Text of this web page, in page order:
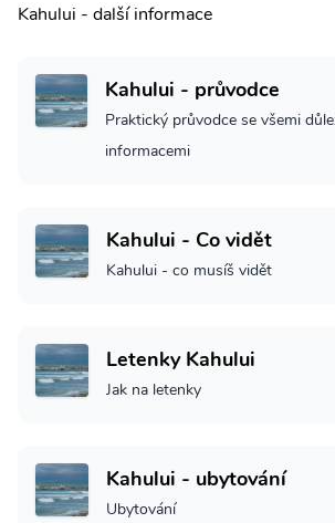
Kahului - další informace
Kahului - průvodce
Praktický průvodce se všemi
informacemi
Kahului - Co vidět
Kahului - co musíš vidět
Letenky Kahului
Jak na letenky
Kahului - ubytování
Ubytování